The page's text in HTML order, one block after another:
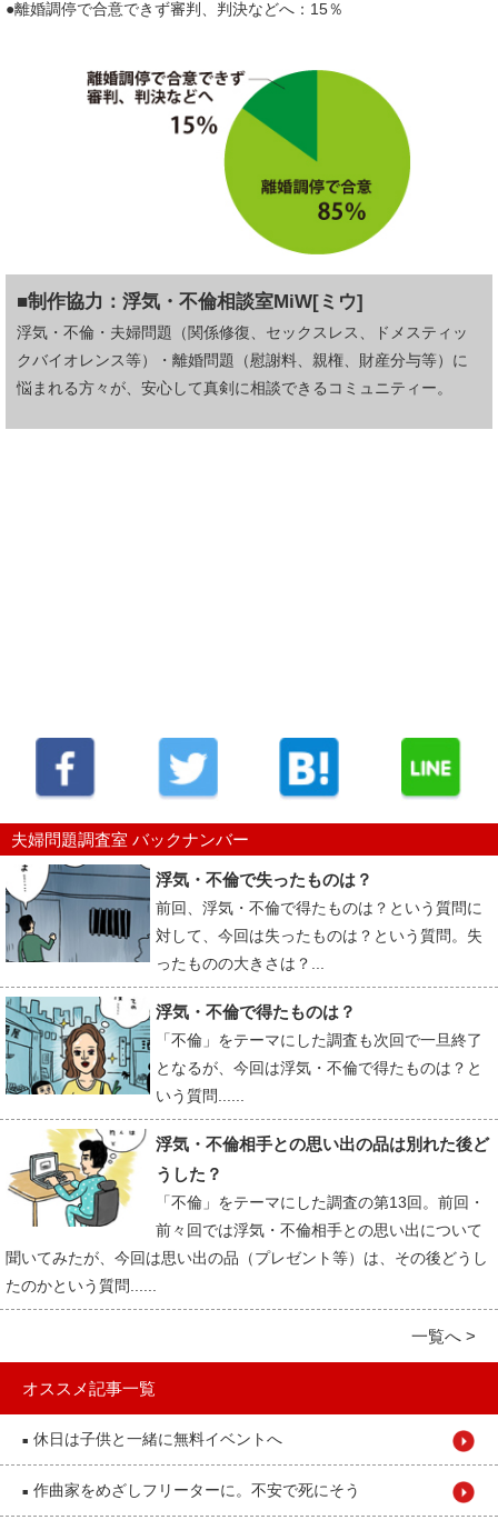
●離婚調停で合意できず審判、判決などへ：15％
■制作協力： 浮気・不倫相談室MiW[ミウ]
浮気・不倫・夫婦問題（関係修復、セックスレス、ドメスティッ
クバイオレンス等）・離婚問題（慰謝料、親権、財産分与等）に
悩まれる方々が、安心して真剣に相談できるコミュニティー。
夫婦問題調査室 バックナンバー
浮気・不倫で失ったものは？
前回、浮気・不倫で得たものは？という質問に
対して、今回は失ったものは？という質問。失
ったものの大きさは？...
浮気・不倫で得たものは？
「不倫」をテーマにした調査も次回で一旦終了
となるが、今回は浮気・不倫で得たものは？と
いう質問......
浮気・不倫相手との思い出の品は別れた後ど
うした？
「不倫」をテーマにした調査の第13回。前回・
前々回では浮気・不倫相手との思い出について
聞いてみたが、今回は思い出の品（プレゼント等）は、その後どうし
たのかという質問......
一覧へ >
オススメ記事一覧
■ 休日は子供と一緒に無料イベントへ
■ 作曲家をめざしフリーターに。不安で死にそう